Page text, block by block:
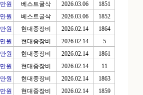
원 베스트굴삭 2026.03.06
1851
원 베스트굴삭 2026.03.06
1852
원 현대중장비 2026.02.14
1864
원 현대중장비 2026.02.14
5
원 현대중장비 2026.02.14
1861
원 현대중장비 2026.02.14
11
원 현대중장비 2026.02.14
1863
원 현대중장비 2026.02.14
1859